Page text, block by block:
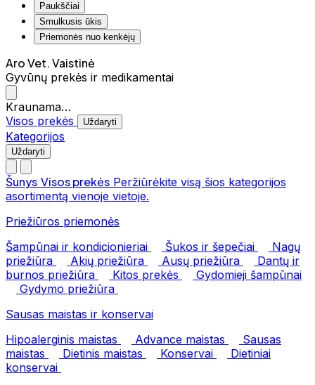
Paukščiai
Smulkusis ūkis
Priemonės nuo kenkėjų
Aro Vet. Vaistinė
Gyvūnų prekės ir medikamentai
Kraunama…
Visos prekės
Uždaryti
Kategorijos
Uždaryti
Šunys Visos prekės Peržiūrėkite visą šios kategorijos
asortimentą vienoje vietoje.
Priežiūros priemonės
Šampūnai ir kondicionieriai
Šukos ir šepečiai
Nagų
priežiūra
Akių priežiūra Ausų priežiūra
Dantų ir
burnos priežiūra
Kitos prekės
Gydomieji šampūnai
Gydymo priežiūra
Sausas maistas ir konservai
Hipoalerginis maistas
Advance maistas
Sausas
maistas
Dietinis maistas Konservai
Dietiniai
konservai